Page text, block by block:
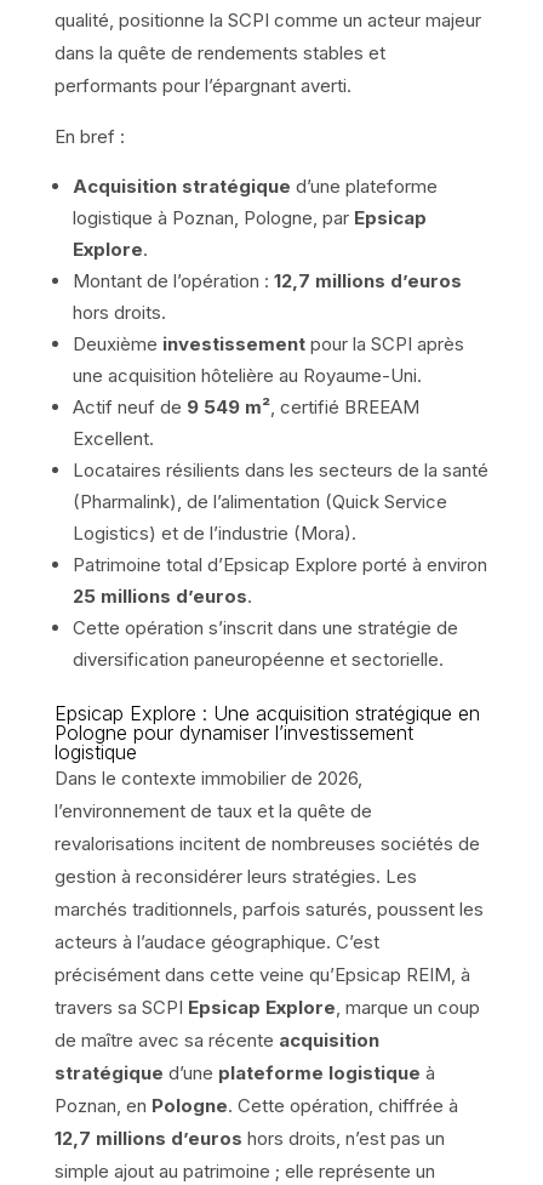
qualité, positionne la SCPI comme un acteur majeur
dans la quête de rendements stables et
performants pour l’épargnant averti.
En bref :
Acquisition stratégique d’une plateforme
logistique à Poznan, Pologne, par Epsicap
Explore.
Montant de l’opération : 12,7 millions d’euros
hors droits.
Deuxième investissementpour la SCPI après
une acquisition hôtelière au Royaume-Uni.
Actif neuf de 9 549 m², certifié BREEAM
Excellent.
Locataires résilients dans les secteurs de la santé
(Pharmalink), de l’alimentation (Quick Service
Logistics) et de l’industrie (Mora).
Patrimoine total d’Epsicap Explore porté à environ
25 millions d’euros.
Cette opération s’inscrit dans une stratégie de
diversification paneuropéenne et sectorielle.
Epsicap Explore : Une acquisition stratégique en
Pologne pour dynamiser l’investissement
logistique
Dans le contexte immobilier de 2026,
l’environnement de taux et la quête de
revalorisations incitent de nombreuses sociétés de
gestion à reconsidérer leurs stratégies. Les
marchés traditionnels, parfois saturés, poussent les
acteurs à l’audace géographique. C’est
précisément dans cette veine qu’Epsicap REIM, à
travers sa SCPI Epsicap Explore , marque un coup
de maître avec sa récente acquisition
stratégique d’une plateforme logistique à
Poznan, en Pologne. Cette opération, chiffrée à
12,7 millions d’euros hors droits, n’est pas un
simple ajout au patrimoine ; elle représente un